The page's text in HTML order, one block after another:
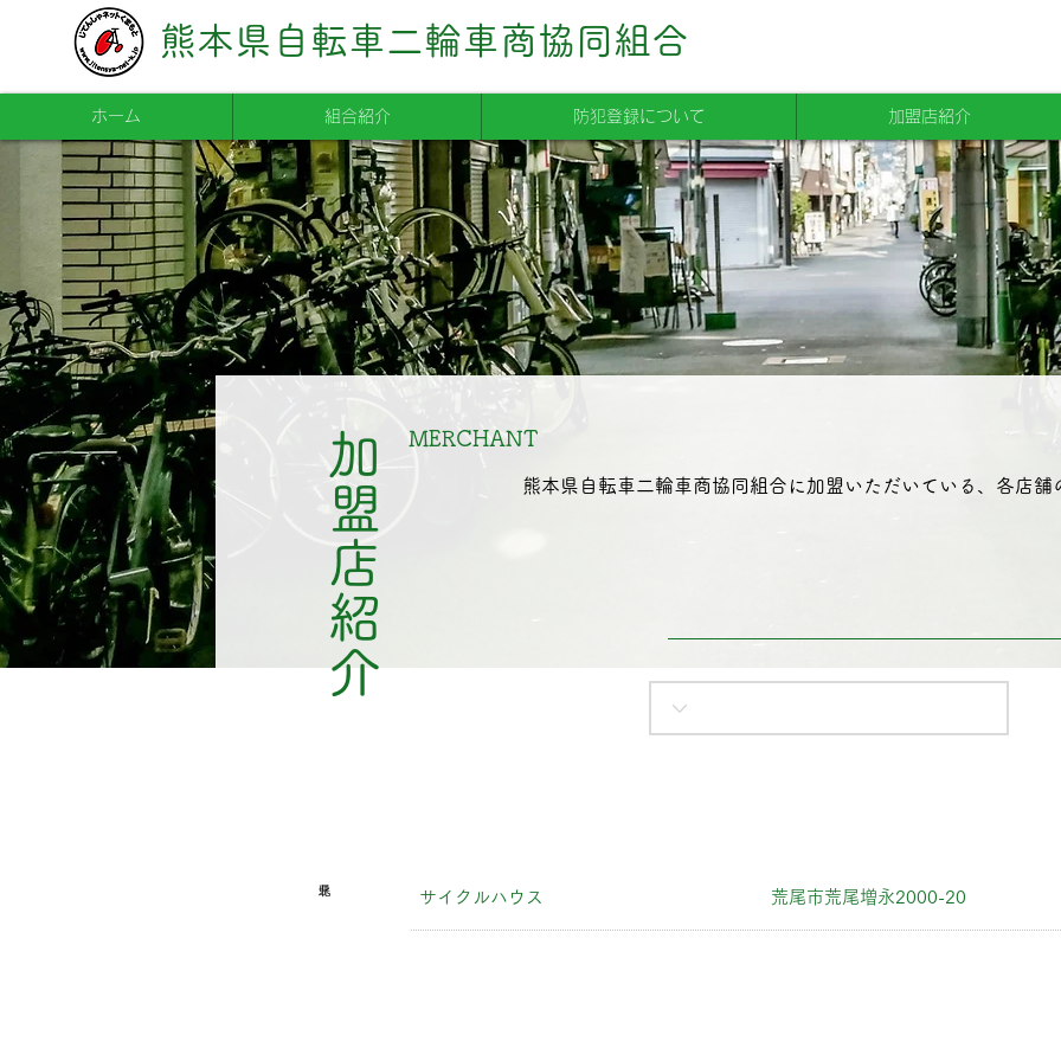
熊本県自転車二輪車商協同組合
ホーム 組合紹介 防犯登録について 加盟店紹介
加盟店紹介 MERCHANT
熊本県自転車二輪車商協同組合に加盟いただいている、各店舗
サイクルハウス 荒尾市荒尾増永2000-20